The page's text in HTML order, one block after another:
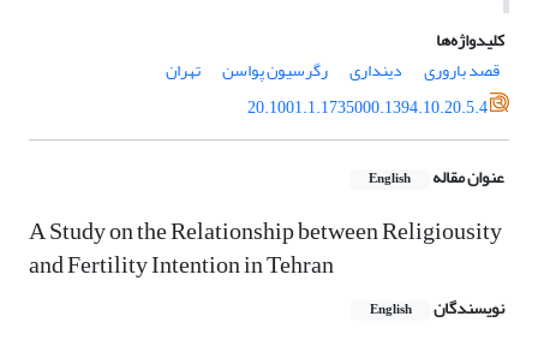
کلیدواژه‌ها
قصد باروری
دینداری رگرسیون پواسن
تهران
20.1001.1.1735000.1394.10.20.5.4
عنوان مقاله English
A Study on the Relationship between Religiousity
and Fertility Intention in Tehran
نویسندگان English